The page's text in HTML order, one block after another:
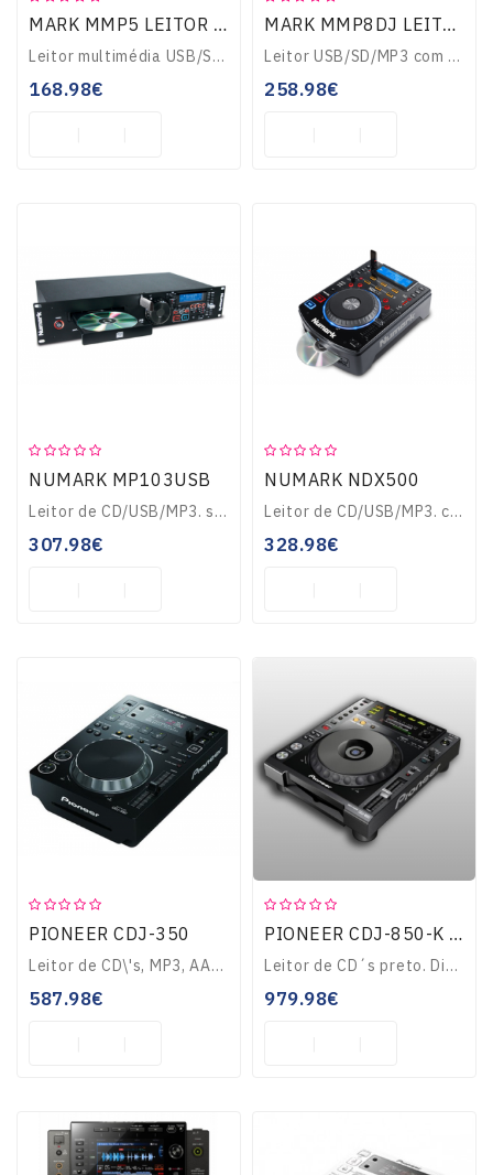
MARK MMP5 LEITOR MULTIMÉDIA
Leitor multimédia USB/SD/MP3. Cada leitor tem porta USB e slor SD/MMC, ecrã 18x2 com informação ID tag completa da repdorução. Função repetição, 5 configurações..
168.98€
MARK MMP8DJ LEITOR MULTIMÉDIA
Leitor USB/SD/MP3 com entrada de microfone, ideal para instalações de rack. Entrada de micro com controlo de volume, porta USB e slot SD, auto Cue, tempo lock, ..
258.98€
NUMARK MP103USB
Leitor de CD/USB/MP3. suporte para pastas e ID3 tags. pitch até 100%. função scratching. loop perfeito. contador auto BPM. antishock. saídas RCA e XLR...
307.98€
NUMARK NDX500
Leitor de CD/USB/MP3. controlador de software. interface USB incorporado. prato sensível ao toque. 3 hot cues. pré-mapeado para Serato DJ. buffer antischock. nã..
328.98€
PIONEER CDJ-350
Leitor de CD\'s, MP3, AAC, WAV, AIFF, multi-formato USB, Midi, controlo por software, Rekordbox incluído...
587.98€
PIONEER CDJ-850-K LEITOR DE CD'S
Leitor de CD´s preto. Display de grandes dimensões, Emulador de Vinil, Entradas USB A/B e ligação de rede...
979.98€